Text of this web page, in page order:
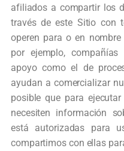
afiliados a compartir los
través deeste Sitio con
operen para o en nombre
por ejemplo,
apoyo como el de
ayudan a comercializar
posible que para
necesiten información
está autorizadas para
compartimos con ellas